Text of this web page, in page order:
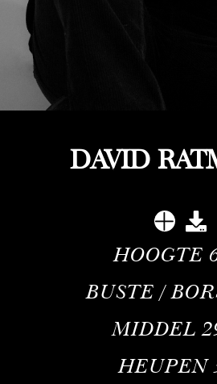
DAVID
HOOGTE
BUSTE /
MIDDEL
HEUPEN